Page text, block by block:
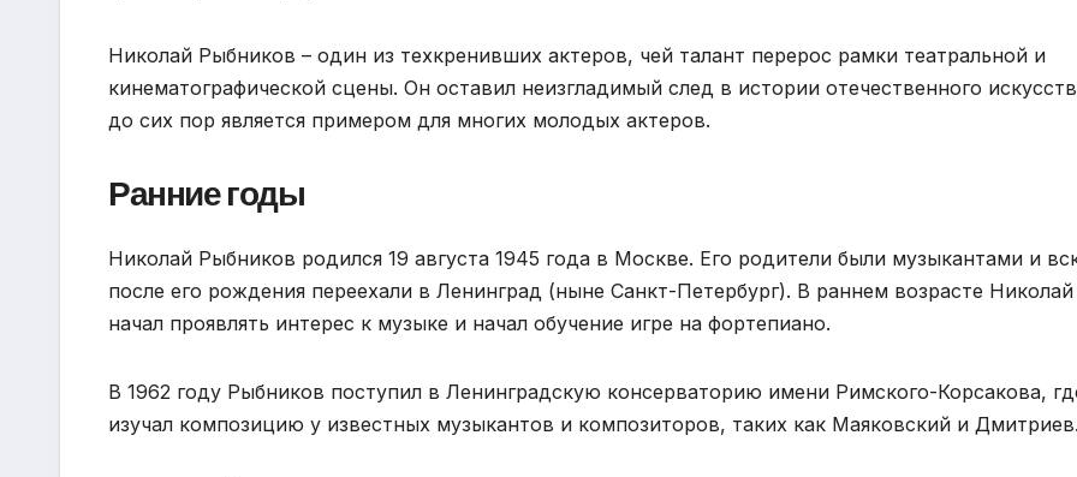
Николай Рыбников – один из техкренивших актеров, чей талант перерос рамки театральной и
кинематографической сцены. Он оставил неизгладимый след в истории отечественного
до сих пор является примером для многих молодых актеров.
Ранние годы
Николай Рыбников родился 19 августа 1945 года в Москве. Его родители были музыкантами и
после его рождения переехали в Ленинград (ныне Санкт-Петербург). В раннем возрасте Николай
начал проявлять интерес к музыке и начал обучение игре на фортепиано.
В 1962 году Рыбников поступил в Ленинградскую консерваторию имени Римского-Корсакова,
изучал композицию у известных музыкантов и композиторов, таких как Маяковский и